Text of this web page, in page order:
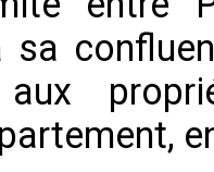
sa
aux